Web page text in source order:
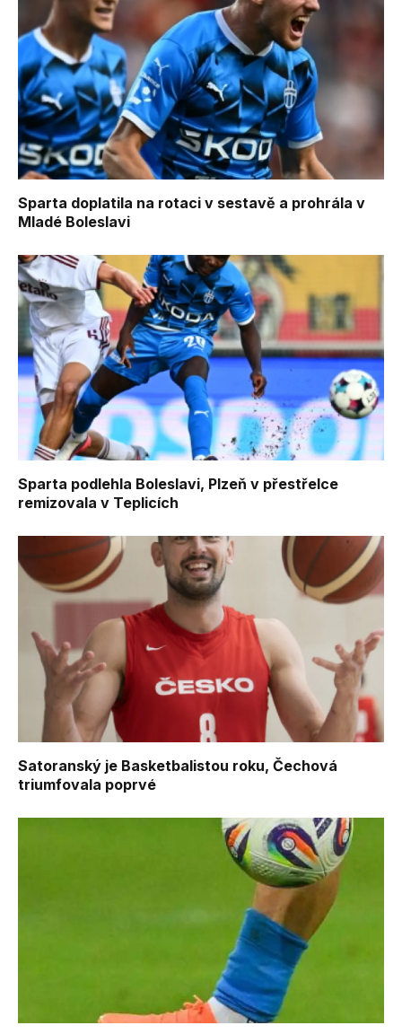
Sparta doplatila na rotaci v sestavě a prohrála v
Mladé Boleslavi
Sparta podlehla Boleslavi, Plzeň v přestřelce
remizovala v Teplicích
Satoranský je Basketbalistou roku, Čechová
triumfovala poprvé